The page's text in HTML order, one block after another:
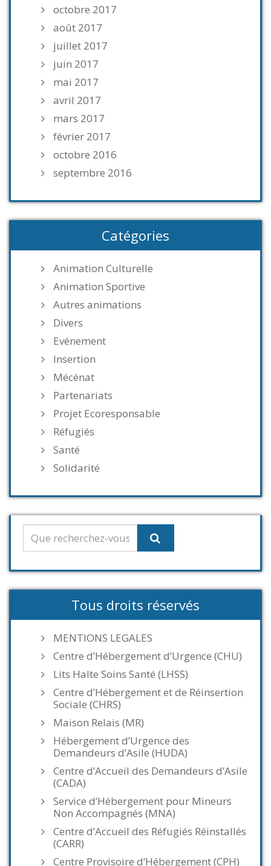
octobre 2017
août 2017
juillet 2017
juin 2017
mai 2017
avril 2017
mars 2017
février 2017
octobre 2016
septembre 2016
Catégories
Animation Culturelle
Animation Sportive
Autres animations
Divers
Evénement
Insertion
Mécénat
Partenariats
Projet Ecoresponsable
Réfugiés
Santé
Solidarité
Tous droits réservés
MENTIONS LEGALES
Centre d’Hébergement d’Urgence (CHU)
Lits Halte Soins Santé (LHSS)
Centre d’Hébergement et de Réinsertion
Sociale (CHRS)
Maison Relais (MR)
Hébergement d’Urgence des
Demandeurs d’Asile (HUDA)
Centre d’Accueil des Demandeurs d’Asile
(CADA)
Service d’Hébergement pour Mineurs
Non Accompagnés (MNA)
Centre d’Accueil des Réfugiés Réinstallés
(CARR)
Centre Provisoire d’Hébergement (CPH)